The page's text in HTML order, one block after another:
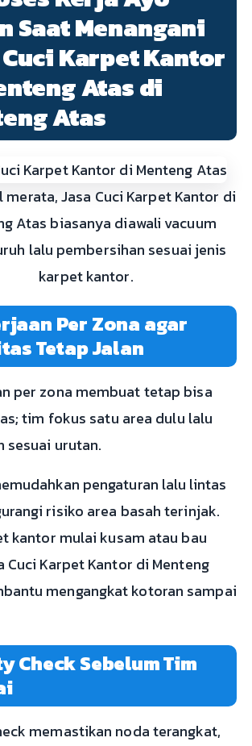
Saat Menangani
Karpet Kantor
Atas di
Atas
merata, Jasa Cuci Karpet Kantor di
Atas biasanya diawali vacuum
lalu pembersihan sesuai jenis
karpet kantor.
Per Zona agar
Tetap Jalan
per zona membuat tetap bisa
tim fokus satu area dulu lalu
sesuai urutan.
pengaturan lalu lintas
risiko area basah terinjak.
kantor mulai kusam atau bau
Cuci Karpet Kantor di Menteng
mengangkat kotoran sampai
Check Sebelum Tim
memastikan noda terangkat,